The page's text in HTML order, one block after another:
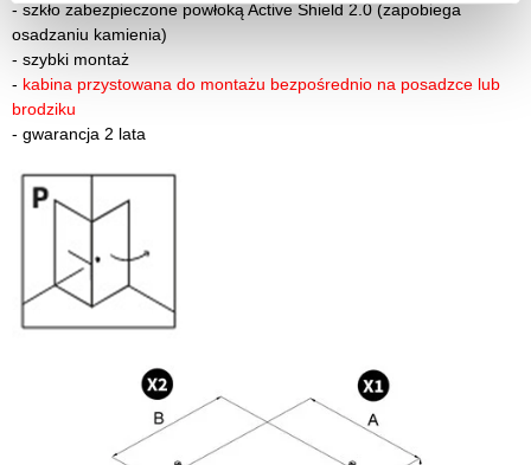
-szkło zabezpieczone powłoką Active Shield 2.0 (zapobiega
osadzaniu kamienia)
- szybki montaż
- kabina przystowana do montażu bezpośrednio na posadzce lub
brodziku
- gwarancja 2 lata